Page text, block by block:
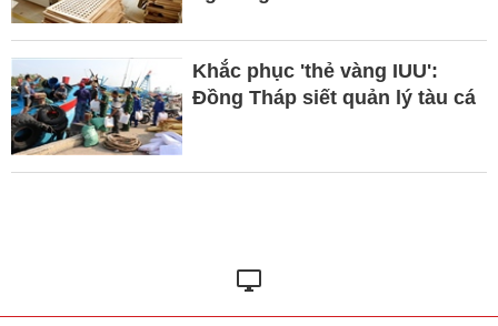
Khắc phục 'thẻ vàng IUU':
Đồng Tháp siết quản lý tàu cá